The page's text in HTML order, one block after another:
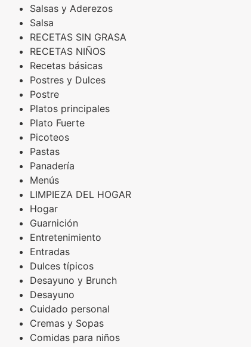
Salsas y Aderezos
Salsa
RECETAS SIN GRASA
RECETAS NIÑOS
Recetas básicas
Postres y Dulces
Postre
Platos principales
Plato Fuerte
Picoteos
Pastas
Panadería
Menús
LIMPIEZA DEL HOGAR
Hogar
Guarnición
Entretenimiento
Entradas
Dulces típicos
Desayuno y Brunch
Desayuno
Cuidado personal
Cremas y Sopas
Comidas para niños